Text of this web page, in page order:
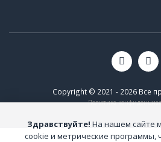
Copyright © 2021 - 2026 Все
Политика
Здравствуйте! На нашем сайте
cookie и метрические программы,